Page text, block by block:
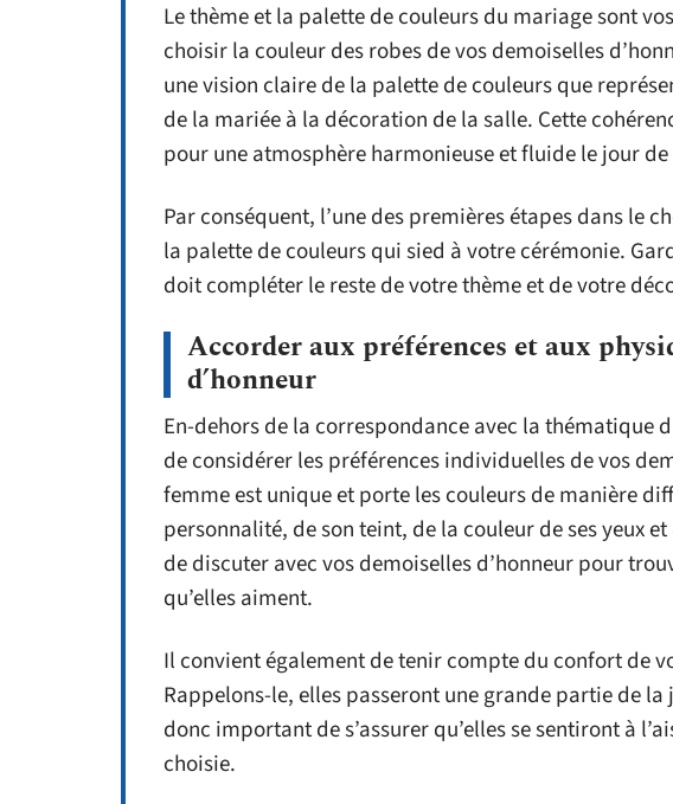
Le thème et la palette de couleurs du mariage sont
choisir la couleur des robes de vos demoiselles
une vision claire de la palette de couleurs que
de la mariée à la décoration de la salle. Cette
pour une atmosphère harmonieuse et fluide le jour de
Par conséquent, l’une des premières étapes dans le
la palette de couleurs qui sied à votre cérémonie.
doit compléter le reste de votre thème et de votre
Accorder aux préférences et aux
d’honneur
En-dehors de la correspondance avec la thématique
de considérer les préférences individuelles de vos
femme est unique et porte les couleurs de manière
personnalité, de son teint, de la couleur de ses yeux
de discuter avec vos demoiselles d’honneur pour
qu’elles aiment.
Il convient également de tenir compte du confort de
Rappelons-le, elles passeront une grande partie de
donc important de s’assurer qu’elles se sentiront à
choisie.